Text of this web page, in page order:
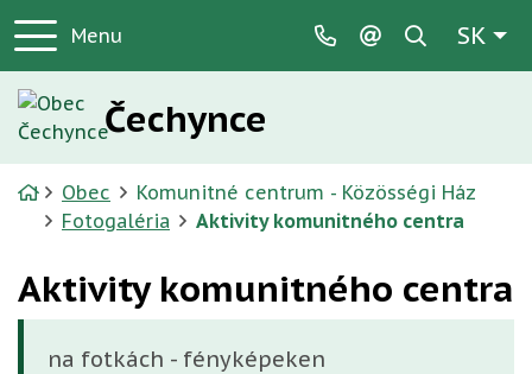
Menu
037/658 12 33SK
Čechynce
Úvodná stránka
Obec
Komunitné centrum - Közösségi Ház
Fotogaléria
Aktivity komunitného centra
Aktivity komunitného centra
na fotkách - fényképeken